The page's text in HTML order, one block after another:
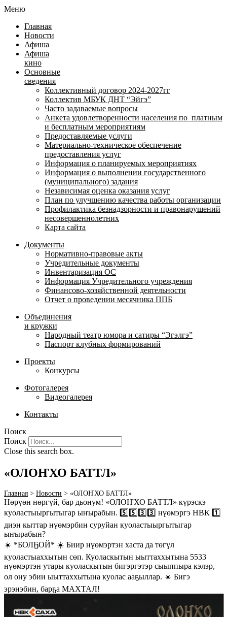
Меню
Главная
Новости
Афиша
Афиша
кино
Основные
сведения
Коллективный договор 2024-2027гг
Коллектив МБУК ДНТ “Эйгэ”
Часто задаваемые вопросы
Анкета удовлетворенности населения по платным
и бесплатным мероприятиям
Предоставляемые услуги
Материально-техническое обеспечение
предоставления услуг
Информация о планируемых мероприятиях
Информация о выполнении государственного
(муниципального) задания
Независимая оценка оказания услуг
План по улучшению качества работы организации
Профилактика безнадзорности и правонарушений
несовершеннолетних
Карта сайта
Документы
Нормативно-правовые акты
Учредительные документы
Инвентаризация ОС
Информация Учредительного учреждения
Финансово-хозяйственной деятельности
Отчет о проведении месячника ППБ
Объединения
и кружки
Народный театр юмора и сатиры “Эгэлгэ”
Паспорт клубных формирований
Проекты
Конкурсы
Фотогалерея
Видеогалерея
Контакты
Поиск
Поиск
Close this search box.
«ОЛОҤХО БАТТЛ»
Главная > Новости > «ОЛОҤХО БАТТЛ»
Нөрүөн нөргүй, бар дьонум! «ОЛОҤХО БАТТЛ» күрэскэ
куоластыыргытыгар ыҥырабын. 5️⃣5️⃣3️⃣3️⃣ нүөмэргэ НВК 1️⃣
диэн кыттар нүөмэрбин суруйан куоластыыргытыгар
ыҥырабын?
☀️ *БОЛҔОЙ* ☀️ Биир нүөмэртэн хаста да төгүл
куоластыаххытын сөп. Куоласкытын ыыттаххытына 5533
нүөмэртэн утары куоласкытын бигэргэтэр сыыппыра кэлэр,
ол ону эбии ыыттаххытына куолас ааҕыллар. ☀️ Бигэ
эрэнэбин, барҕа МАХТАЛ!